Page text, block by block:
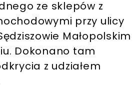
ze sklepów z
przy ulicy
Małopolskim
Dokonano tam
z udziałem